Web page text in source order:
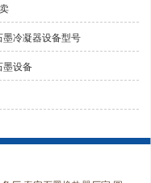
冷凝器设备型号
墨设备